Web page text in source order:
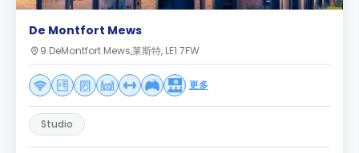
De Montfort Mews
9 DeMontfort Mews,莱斯特, LE1 7FW
更多
Studio